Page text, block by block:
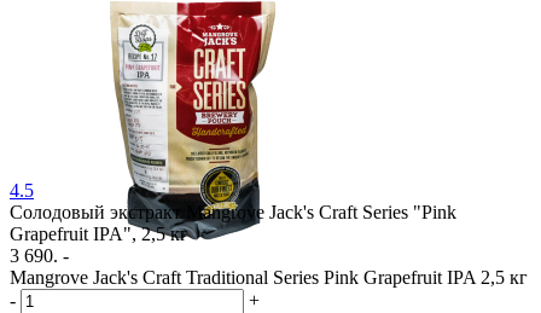
4.5
Солодовый экстракт Mangrove Jack's Craft Series "Pink
Grapefruit IPA", 2,5 кг
3 690. -
Mangrove Jack's Craft Traditional Series Pink Grapefruit IPA 2,5 кг
-
+